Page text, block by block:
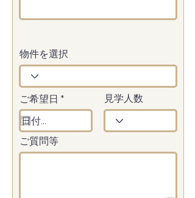
物件を選択
ご希望日 *r
e
u
e
見学人数
ご質問等